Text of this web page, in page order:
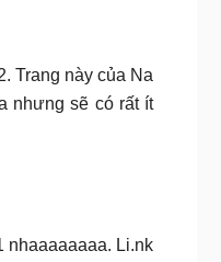
Trang này của Na
nhưng sẽ có rất ít
nhaaaaaaaa. Li.nk